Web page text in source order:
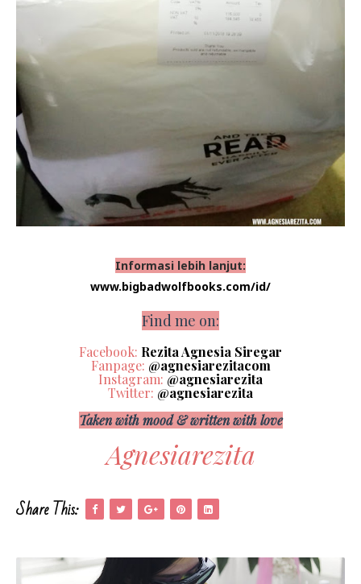
Informasi lebih lanjut:
www.bigbadwolfbooks.com/id/
Find me on:
Facebook: Rezita Agnesia Siregar
Fanpage: @agnesiarezitacom
Instagram: @agnesiarezita
Twitter: @agnesiarezita
Taken with mood & written with love
Agnesiarezita
Share This: